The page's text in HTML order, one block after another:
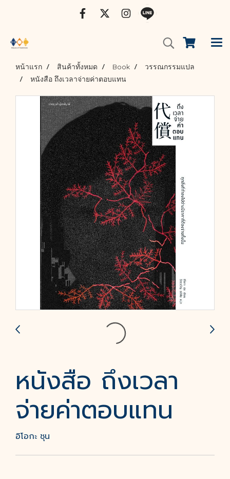
หน้าแรก สินค้าทั้งหมด Book
วรรณกรรมแปล
หนังสือ ถึงเวลาจ่ายค่าตอบแทน
หนังสือ ถึงเวลา
จ่ายค่าตอบแทน
อิโอกะ ชุน